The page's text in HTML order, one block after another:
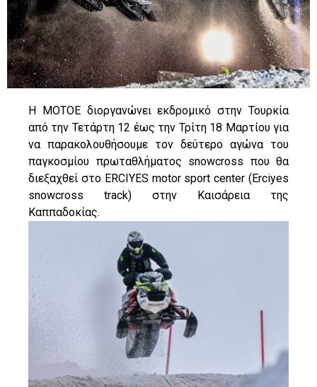
Η ΜΟΤΟΕ διοργανώνει εκδρομικό στην Τουρκία
από την Τετάρτη 12 έως την Τρίτη 18 Μαρτίου για
να παρακολουθήσουμε τον δεύτερο αγώνα του
παγκοσμίου πρωταθλήματος snowcross που θα
διεξαχθεί στο ERCIYES motor sport center (Erciyes
snowcross track) στην Καισάρεια της
Καππαδοκίας.